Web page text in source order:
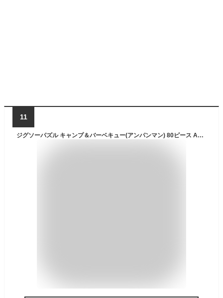
11
ジグソーパズル キャンプ＆バーベキュー(アンパンマン) 80ピース AGA-31963 パズル Puzzle 子供用 幼児 知育玩具 知育パズル 知育 ギフト 誕生日 プレゼント 誕生日プレゼント